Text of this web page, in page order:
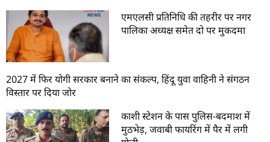
एमएलसी प्रतिनिधि की तहरीर पर नगर
पालिका अध्यक्ष समेत दो पर मुकदमा
2027 में फिर योगी सरकार बनाने का संकल्प, हिंदू युवा वाहिनी ने संगठन
विस्तार पर दिया जोर
काशी स्टेशन के पास पुलिस-बदमाश में
मुठभेड़, जवाबी फायरिंग में पैर में लगी